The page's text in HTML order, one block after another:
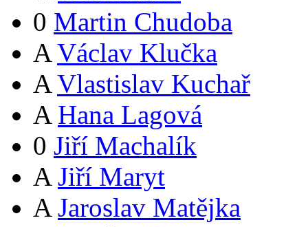
0 Martin Chudoba
A Václav Klučka
A Vlastislav Kuchař
A Hana Lagová
0 Jiří Machalík
A Jiří Maryt
A Jaroslav Matějka